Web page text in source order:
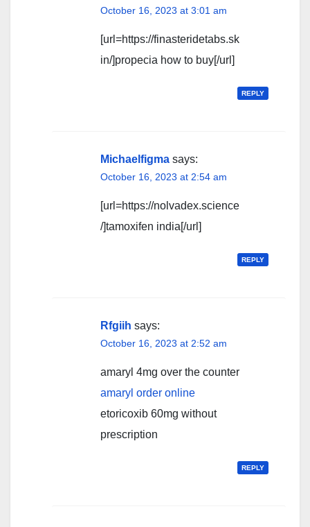
October 16, 2023 at 3:01 am
[url=https://finasteridetabs.sk
in/]propecia how to buy[/url]
REPLY
Michaelfigma says:
October 16, 2023 at 2:54 am
[url=https://nolvadex.science
/]tamoxifen india[/url]
REPLY
Rfgiih says:
October 16, 2023 at 2:52 am
amaryl 4mg over the counter
amaryl order online
etoricoxib 60mg without
prescription
REPLY